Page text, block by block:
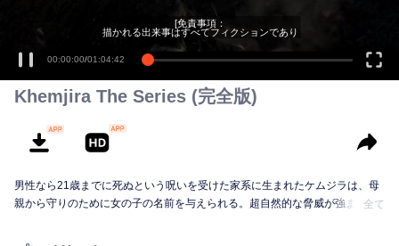
00:00:00/01:04:42
[免責事項：
描かれる出来事はすべてフィクションであり
Khemjira The Series (完全版)
男性なら21歳までに死ぬという呪いを受けた家系に生まれたケムジラは、母
親から守りのために女の子の名前を与えられる。超自然的な脅威が強まる全て